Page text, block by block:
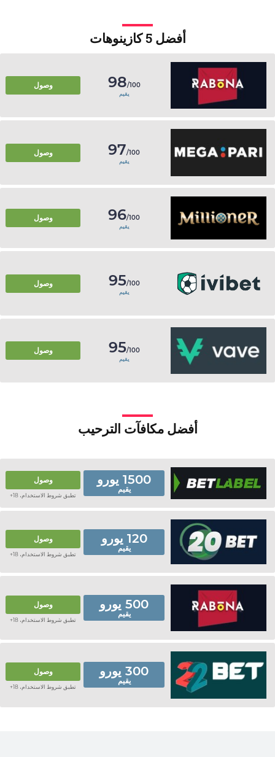
أفضل 5 كازينوهات
98/100
يقيم
وصول
97/100
يقيم
وصول
96/100
يقيم
وصول
95/100
يقيم
وصول
95/100
يقيم
وصول
أفضل مكافآت الترحيب
1500 يورو
يقيم
وصول
تطبق شروط الاستخدام، 18+
120 يورو
يقيم
وصول
تطبق شروط الاستخدام، 18+
500 يورو
يقيم
وصول
تطبق شروط الاستخدام، 18+
300 يورو
يقيم
وصول
تطبق شروط الاستخدام، 18+